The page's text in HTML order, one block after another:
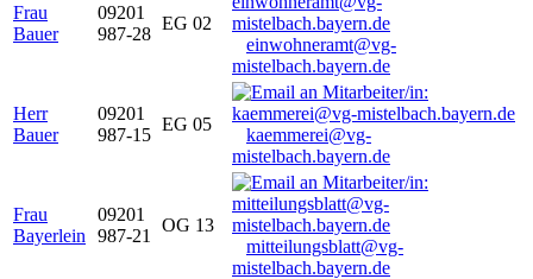
Frau
Bauer
09201
987-28
EG 02
einwohneramt@vg-
mistelbach.bayern.de
Herr
Bauer
09201
987-15
EG 05
kaemmerei@vg-
mistelbach.bayern.de
Frau
Bayerlein
09201
987-21
OG 13
mitteilungsblatt@vg-
mistelbach.bayern.de